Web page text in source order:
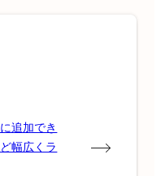
追加でき
幅広くラ